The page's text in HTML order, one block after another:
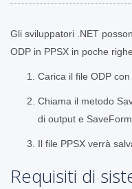
Gli sviluppatori .NET
ODP in PPSX in poche
Carica il file ODP
Chiama il metodo
di output e
Il file PPSX verrà
Requisiti di